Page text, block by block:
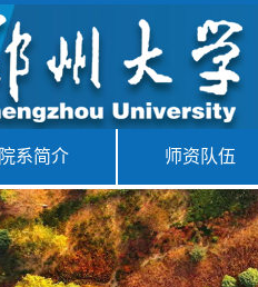
院系简介 师资队伍